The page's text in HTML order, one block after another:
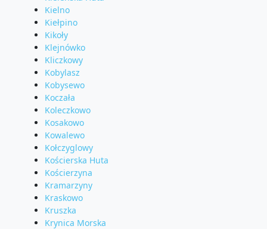
Kielno
Kiełpino
Kikoły
Klejnówko
Kliczkowy
Kobylasz
Kobysewo
Koczała
Koleczkowo
Kosakowo
Kowalewo
Kołczyglowy
Kościerska Huta
Kościerzyna
Kramarzyny
Kraskowo
Kruszka
Krynica Morska